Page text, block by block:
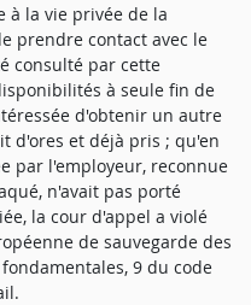
à la vie privée de la
prendre contact avec le
consulté par cette
à seule fin de
d'obtenir un autre
d'ores et déjà pris ; qu'en
par l'employeur, reconnue
n'avait pas porté
la cour d'appel a violé
de sauvegarde des
9 du code